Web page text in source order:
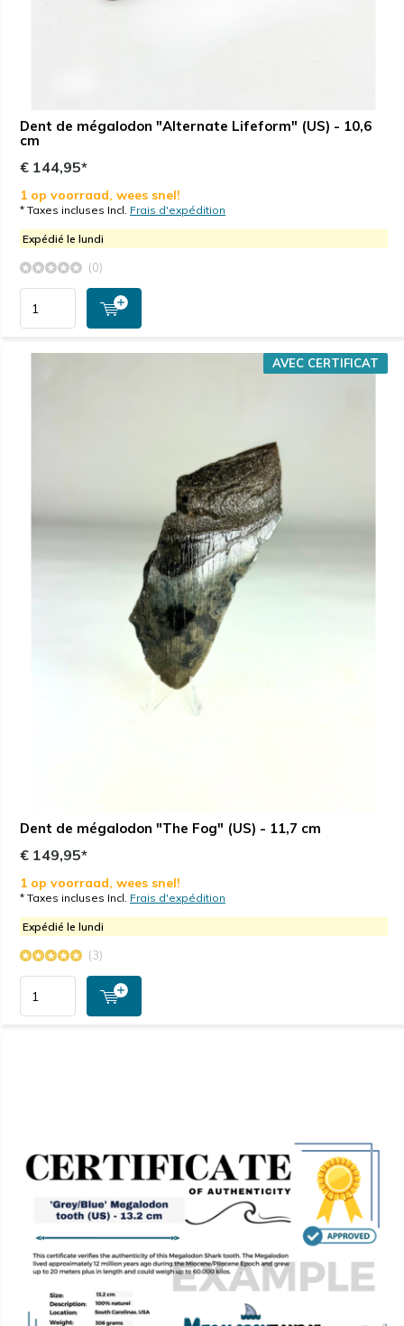
Dent de mégalodon "Alternate Lifeform" (US) - 10,6
cm
€ 144,95*
1 op voorraad, wees snel!
* Taxes incluses Incl. Frais d'expédition
Expédié le lundi
(0)
Dent de mégalodon "The Fog" (US) - 11,7 cm
AVEC CERTIFICAT
€ 149,95*
1 op voorraad, wees snel!
* Taxes incluses Incl. Frais d'expédition
Expédié le lundi
(3)